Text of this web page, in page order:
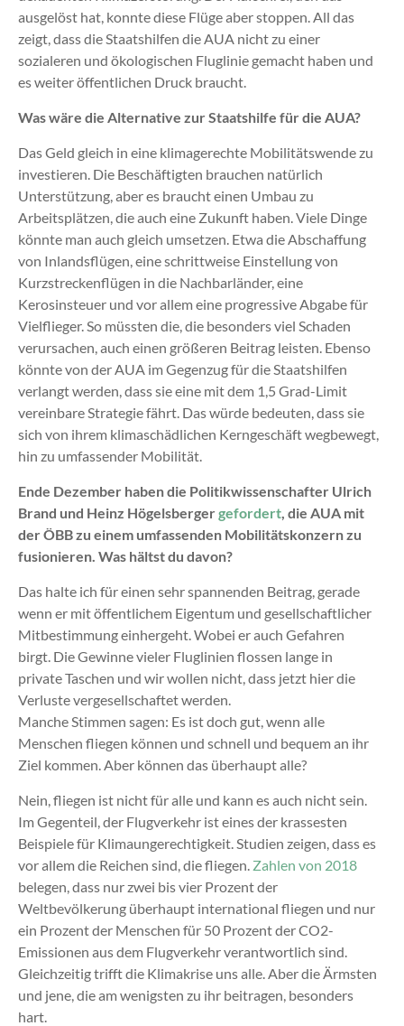
ausgelöst hat, konnte diese Flüge aber stoppen. All das
zeigt, dass die Staatshilfen die AUA nicht zu einer
sozialeren und ökologischen Fluglinie gemacht haben und
es weiter öffentlichen Druck braucht.
Was wäre die Alternative zur Staatshilfe für die AUA?
Das Geld gleich in eine klimagerechte Mobilitätswende zu
investieren. Die Beschäftigten brauchen natürlich
Unterstützung, aber es braucht einen Umbau zu
Arbeitsplätzen, die auch eine Zukunft haben. Viele Dinge
könnte man auch gleich umsetzen. Etwa die Abschaffung
von Inlandsflügen, eine schrittweise Einstellung von
Kurzstreckenflügen in die Nachbarländer, eine
Kerosinsteuer und vor allem eine progressive Abgabe für
Vielflieger. So müssten die, die besonders viel Schaden
verursachen, auch einen größeren Beitrag leisten. Ebenso
könnte von der AUA im Gegenzug für die Staatshilfen
verlangt werden, dass sie eine mit dem 1,5 Grad-Limit
vereinbare Strategie fährt. Das würde bedeuten, dass sie
sich von ihrem klimaschädlichen Kerngeschäft wegbewegt,
hin zu umfassender Mobilität.
Ende Dezember haben die Politikwissenschafter Ulrich
Brand und Heinz Högelsbergergefordert, die AUA mit
der ÖBB zu einem umfassenden Mobilitätskonzern zu
fusionieren. Was hältst du davon?
Das halte ich für einen sehr spannenden Beitrag, gerade
wenn er mit öffentlichem Eigentum und gesellschaftlicher
Mitbestimmung einhergeht. Wobei er auch Gefahren
birgt. Die Gewinne vieler Fluglinien flossen lange in
private Taschen und wir wollen nicht, dass jetzt hier die
Verluste vergesellschaftet werden.
Manche Stimmen sagen: Es ist doch gut, wenn alle
Menschen fliegen können und schnell und bequem an ihr
Ziel kommen. Aber können das überhaupt alle?
Nein, fliegen ist nicht für alle und kann es auch nicht sein.
Im Gegenteil, der Flugverkehr ist eines der krassesten
Beispiele für Klimaungerechtigkeit. Studien zeigen, dass es
vor allem die Reichen sind, die fliegen. Zahlen von 2018
belegen, dass nur zwei bis vier Prozent der
Weltbevölkerung überhaupt international fliegen und nur
ein Prozent der Menschen für 50 Prozent der CO2-
Emissionen aus dem Flugverkehr verantwortlich sind.
Gleichzeitig trifft die Klimakrise uns alle. Aber die Ärmsten
und jene, die am wenigsten zu ihr beitragen, besonders
hart.